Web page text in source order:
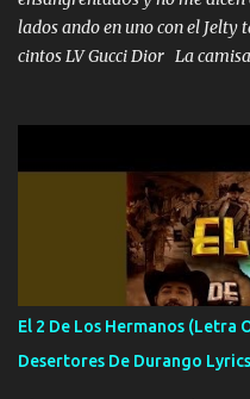
lados ando en uno con el Jelty
cintos LV Gucci Dior La
estándares 110 mil records de
verme en las revistas Ya
Francia ropa de 100.000
repleta de presidentes la
cuenta chequeen gráficas del
El 2 De Los Hermanos (Letra
Desertores De Durango Lyrics